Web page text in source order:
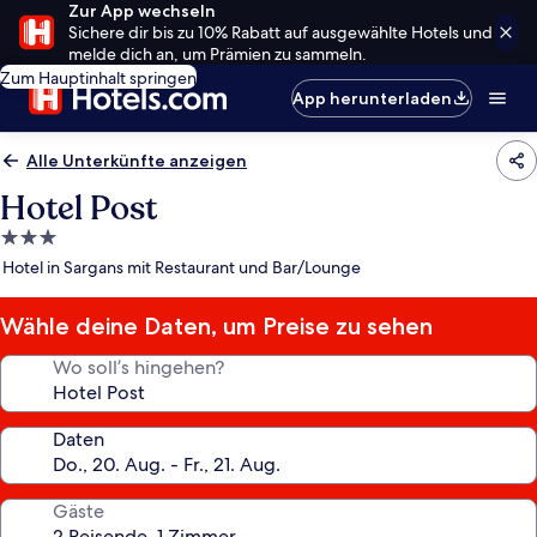
Zur App wechseln
Sichere dir bis zu 10% Rabatt auf ausgewählte Hotels und
melde dich an, um Prämien zu sammeln.
Zum Hauptinhalt springen
App herunterladen
Alle Unterkünfte anzeigen
Hotel Post
3.0-
Sterne-
Hotel in Sargans mit Restaurant und Bar/Lounge
Wähle deine Daten, um Preise zu sehen
Wo soll’s hingehen?
Daten
Gäste